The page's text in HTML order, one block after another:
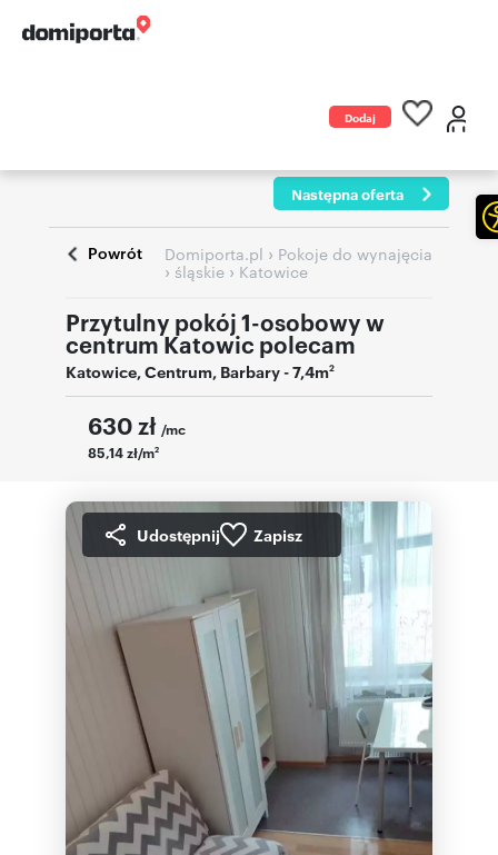
Dodaj
Następna oferta
Powrót Domiporta.pl › Pokoje do wynajęcia
› śląskie › Katowice
Przytulny pokój 1-osobowy w
centrum Katowic polecam
Katowice,Centrum, Barbary- 7,4m2
630 zł /mc
85,14 zł/m2
Udostępnij Zapisz